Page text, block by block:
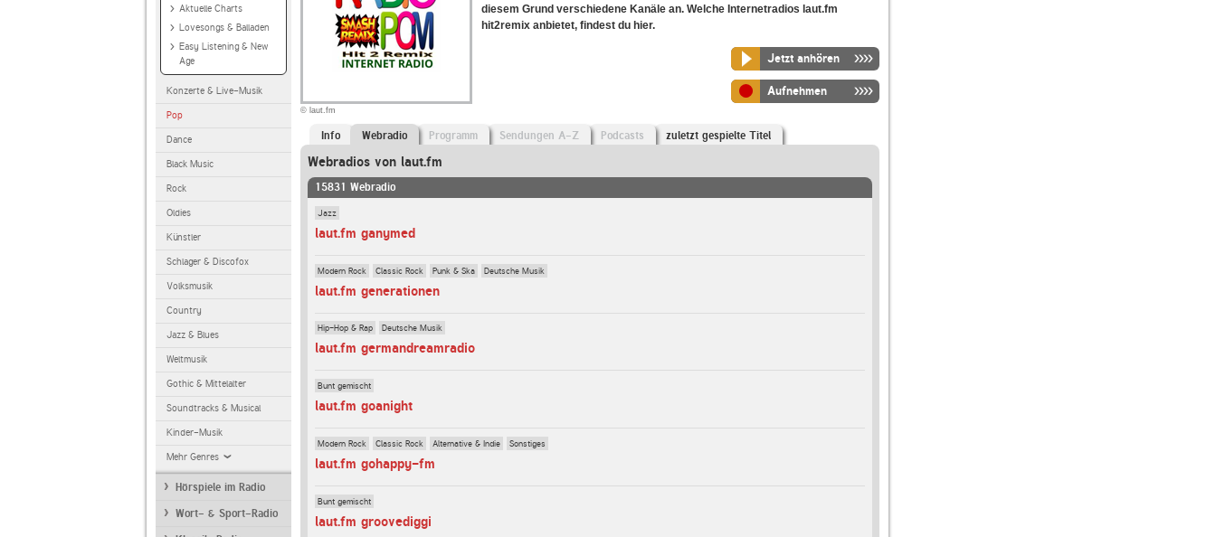
Aktuelle Charts
Lovesongs & Balladen
Easy Listening & New
Age
Konzerte & Live-Musik
Pop
Dance
Black Music
Rock
Oldies
Künstler
Schlager & Discofox
Volksmusik
Country
Jazz & Blues
Weltmusik
Gothic & Mittelalter
Soundtracks & Musical
Kinder-Musik
Mehr Genres
Hörspiele im Radio
Wort- & Sport-Radio
© laut.fm
diesem Grund verschiedene Kanäle an. Welche Internetradios laut.fm
hit2remix anbietet, findest du hier.
Jetzt anhören
Aufnehmen
Info Webradio Programm Sendungen A-Z Podcasts zuletzt gespielte Titel
Webradios von laut.fm
15831 Webradio
Jazz
laut.fm ganymed
Modern Rock Classic Rock Punk & Ska Deutsche Musik
laut.fm generationen
Hip-Hop & Rap Deutsche Musik
laut.fm germandreamradio
Bunt gemischt
laut.fm goanight
Modern Rock Classic Rock Alternative & Indie Sonstiges
laut.fm gohappy-fm
Bunt gemischt
laut.fm groovediggi